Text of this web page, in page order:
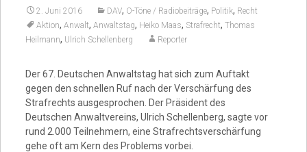
2. Juni 2016 DAV, O-Töne / Radiobeiträge, Politik, Recht
Aktion, Anwalt, Anwaltstag, Heiko Maas, Strafrecht, Thomas
Heilmann, Ulrich Schellenberg Reporter
Der 67. Deutschen Anwaltstag hat sich zum Auftakt
gegen den schnellen Ruf nach der Verschärfung des
Strafrechts ausgesprochen. Der Präsident des
Deutschen Anwaltvereins, Ulrich Schellenberg, sagte vor
rund 2.000 Teilnehmern, eine Strafrechtsverschärfung
gehe oft am Kern des Problems vorbei.